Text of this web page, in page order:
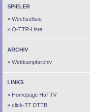
SPIELER
Wechselliste
Q-TTR-Liste
ARCHIV
Wettkampfarchiv
LINKS
Homepage HaTTV
click-TT DTTB